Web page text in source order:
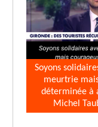
Soyons
meurtrie
déterminée à
Michel